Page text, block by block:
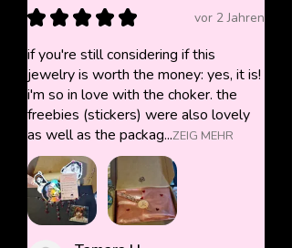
★ ★ ★ ★ ★ vor 2 Jahren
if you're still considering if this
jewelry is worth the money: yes, it is!
i'm so in love with the choker. the
freebies (stickers) were also lovely
as well as the packag...ZEIG MEHR